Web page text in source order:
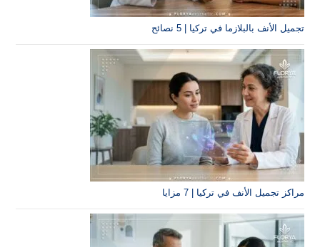
تجميل الأنف بالبلازما في تركيا | 5 نصائح
مراكز تجميل الأنف في تركيا | 7 مزايا